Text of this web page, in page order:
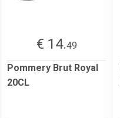
€ 14.49
Pommery Brut Royal
20CL